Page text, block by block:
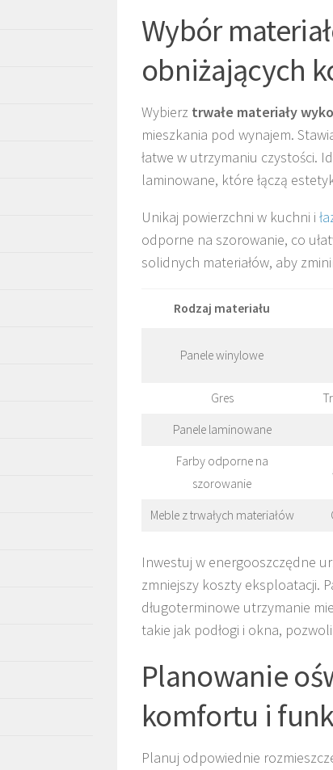
Wybór
obniżających
Wybierz trwałe materiały
mieszkania pod wynajem.
łatwe w utrzymaniu czystości.
laminowane, które łączą
Unikaj powierzchni w kuchni i
odporne na szorowanie, co
solidnych materiałów, aby
Rodzaj materiału
Panele winylowe
Gres
Panele laminowane
Farby odporne na
szorowanie
Meble z trwałych materiałów
Inwestuj w energooszczędne
zmniejszy koszty eksploatacji.
długoterminowe utrzymanie
takie jak podłogi i okna,
Planowanie
komfortu i
Planuj odpowiednie